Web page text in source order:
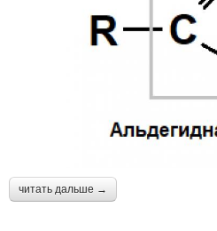
читать дальше →